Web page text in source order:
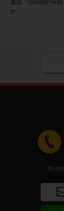
か
受付